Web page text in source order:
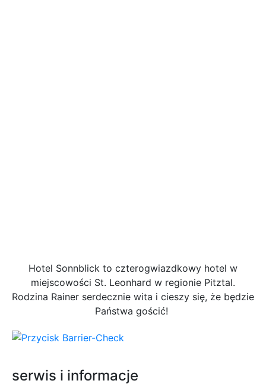
Hotel Sonnblick to czterogwiazdkowy hotel w
miejscowości St. Leonhard w regionie Pitztal.
Rodzina Rainer serdecznie wita i cieszy się, że będzie
Państwa gościć!
serwis i informacje